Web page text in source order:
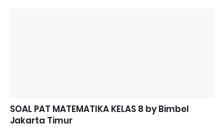
SOAL PAT MATEMATIKA KELAS 8 by Bimbel
Jakarta Timur